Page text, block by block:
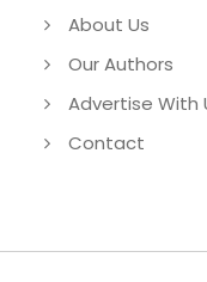
About Us
Our Authors
Advertise With
Contact